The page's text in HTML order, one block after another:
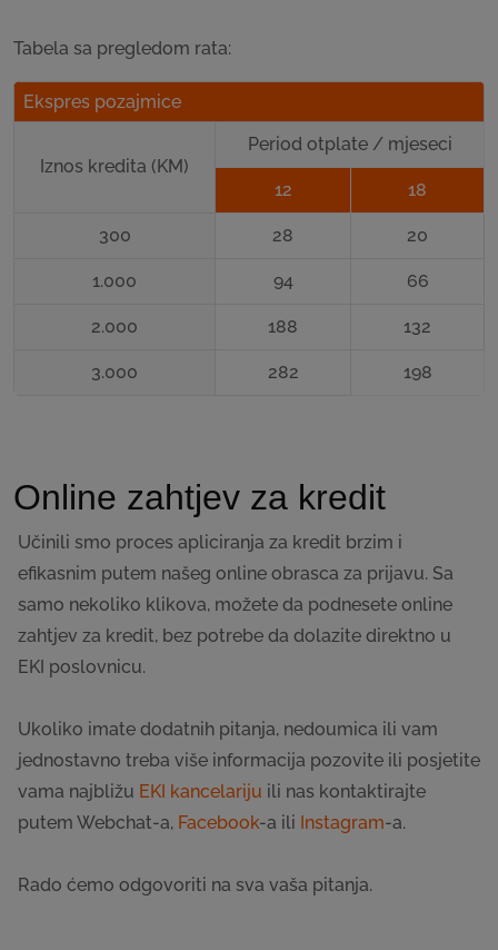
Tabela sa pregledom rata:
Ekspres pozajmice
Iznos kredita (KM)
Period otplate / mjeseci
12 18
300 28 20
1.000 94 66
2.000 188 132
3.000 282 198
Online zahtjev za kredit
Učinili smo proces apliciranja za kredit brzim i
efikasnim putem našeg online obrasca za prijavu. Sa
samo nekoliko klikova, možete da podnesete online
zahtjev za kredit, bez potrebe da dolazite direktno u
EKI poslovnicu.
Ukoliko imate dodatnih pitanja, nedoumica ili vam
jednostavno treba više informacija pozovite ili posjetite
vama najbližu EKI kancelariju ili nas kontaktirajte
putem Webchat-a, Facebook-a ili Instagram-a.
Rado ćemo odgovoriti na sva vaša pitanja.